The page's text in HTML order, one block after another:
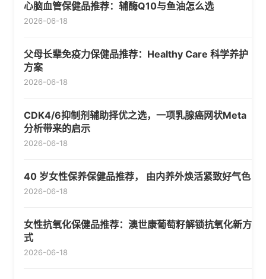
心脑血管保健品推荐：辅酶Q10与鱼油怎么选
2026-06-18
父母长辈免疫力保健品推荐：Healthy Care 科学养护
方案
2026-06-18
CDK4/6抑制剂辅助择优之选，一项乳腺癌网状Meta
分析带来的启示
2026-06-18
40 岁女性保养保健品推荐， 由内养外焕活紧致好气色
2026-06-18
女性抗氧化保健品推荐：澳世康葡萄籽解锁抗氧化新方
式
2026-06-18